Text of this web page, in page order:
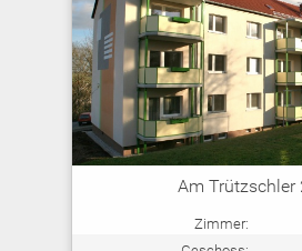
Am Trützschler
Zimmer: